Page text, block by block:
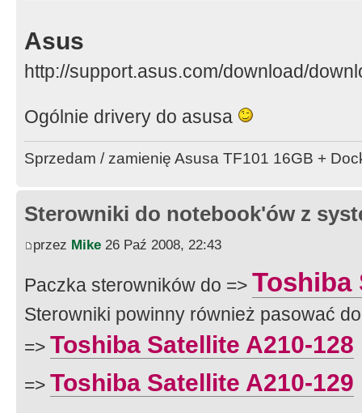
Asus
http://support.asus.com/download/
Ogólnie drivery do asusa
Sprzedam / zamienię Asusa TF101 16GB +
Sterowniki do notebook'ów z
przez Mike 26 Paź 2008, 22:43
Paczka sterowników do => Toshiba
Sterowniki powinny również pasować
=> Toshiba Satellite A210-128
=> Toshiba Satellite A210-129